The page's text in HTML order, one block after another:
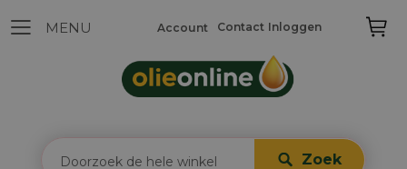
Zoek
Contact Inloggen
Account